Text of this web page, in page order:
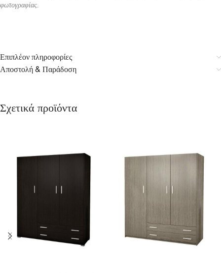
φωτογραφίας.
Επιπλέον πληροφορίες
Αποστολή & Παράδοση
Σχετικά προϊόντα